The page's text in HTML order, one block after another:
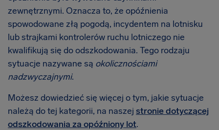
zewnętrznymi. Oznacza to, że opóźnienia
spowodowane złą pogodą, incydentem na lotnisku
lub strajkami kontrolerów ruchu lotniczego nie
kwalifikują się do odszkodowania. Tego rodzaju
sytuacje nazywane są okolicznościami
nadzwyczajnymi.
Możesz dowiedzieć się więcej o tym, jakie sytuacje
należą do tej kategorii, na naszej stronie dotyczącej
odszkodowania za opóźniony lot.